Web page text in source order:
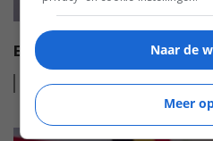
EISA HI-FI AWARDS 2022-
Leesmeer
Naar de
Meer